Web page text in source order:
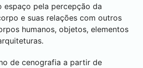
espaço pela percepção da
e suas relações com outros
humanos, objetos, elementos
de cenografia a partir de